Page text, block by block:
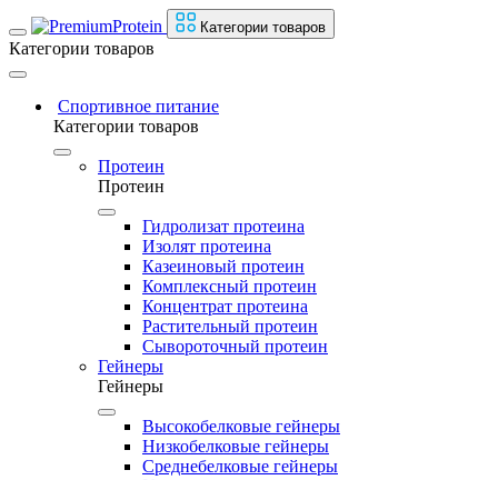
Категории товаров
Категории товаров
Спортивное питание
Категории товаров
Протеин
Протеин
Гидролизат протеина
Изолят протеина
Казеиновый протеин
Комплексный протеин
Концентрат протеина
Растительный протеин
Сывороточный протеин
Гейнеры
Гейнеры
Высокобелковые гейнеры
Низкобелковые гейнеры
Среднебелковые гейнеры